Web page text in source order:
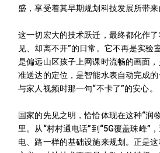
盛，享受着其早期规划科技发展所带来
这一切宏大的技术跃迁，最终都化作
见、却离不开”的日常。它不再是实验
是偏远山区孩子上网课时流畅的画面
准送达的定位，是智能水表自动完成
与家人视频时那一句“不卡了”的安心。
国家的先见之明，恰恰体现在这种“润
里。从“村村通电话”到“5G覆盖珠峰”
电、路一样的基础设施来规划。正是